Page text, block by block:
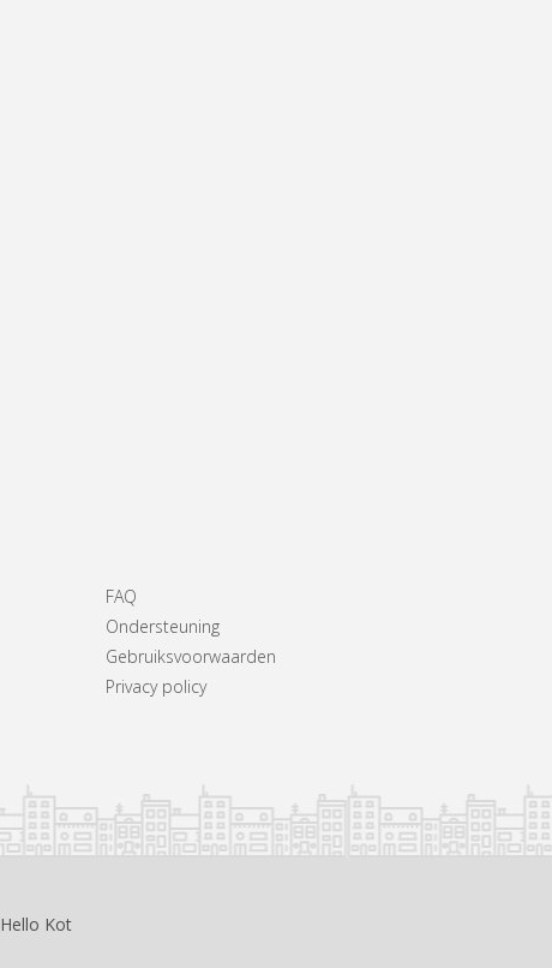
FAQ
Ondersteuning
Gebruiksvoorwaarden
Privacy policy
Hello Kot